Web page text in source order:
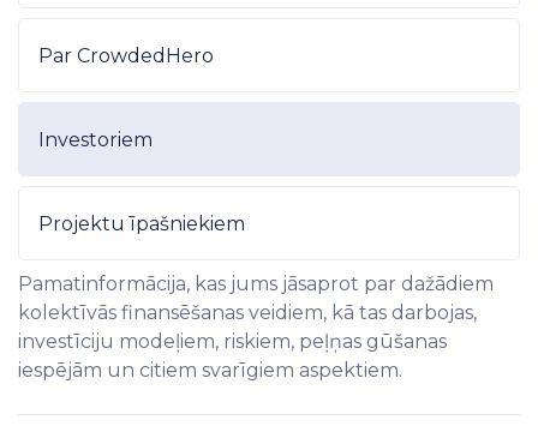
Par CrowdedHero
Investoriem
Projektu īpašniekiem
Pamatinformācija, kas jums jāsaprot par dažādiem
kolektīvās finansēšanas veidiem, kā tas darbojas,
investīciju modeļiem, riskiem, peļņas gūšanas
iespējām un citiem svarīgiem aspektiem.